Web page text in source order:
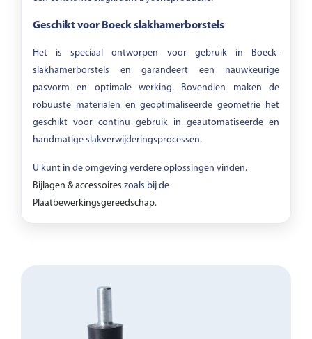
Geschikt voor Boeck slakhamerborstels
Het is speciaal ontworpen voor gebruik in Boeck-
slakhamerborstels en garandeert een nauwkeurige
pasvorm en optimale werking. Bovendien maken de
robuuste materialen en geoptimaliseerde geometrie het
geschikt voor continu gebruik in geautomatiseerde en
handmatige slakverwijderingsprocessen.
U kunt in de omgeving verdere oplossingen vinden.
Bijlagen & accessoires zoals bij de
Plaatbewerkingsgereedschap.